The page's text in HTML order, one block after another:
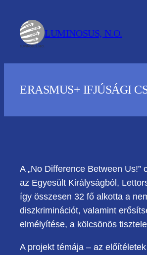
tartalomhozLUMINOSUS, N.O.
ERASMUS+ IFJÚSÁGI
A „No Difference Between
az Egyesült Királyságból,
így összesen 32 fő alkotta a
diszkriminációt, valamint
elmélyítése, a kölcsönös
A projekt témája – az